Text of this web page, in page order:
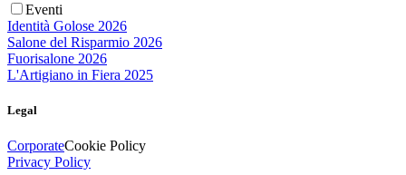
Eventi
Identità Golose 2026
Salone del Risparmio 2026
Fuorisalone 2026
L'Artigiano in Fiera 2025
Legal
CorporateCookie Policy
Privacy Policy